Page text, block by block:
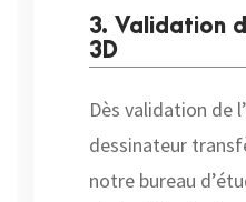
3. Validation
3D
Dès validation de
dessinateur
notre bureau